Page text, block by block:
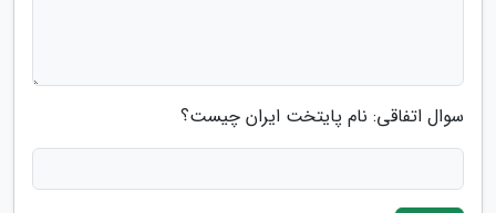
سوال اتفاقی: نام پایتخت ایران چیست؟